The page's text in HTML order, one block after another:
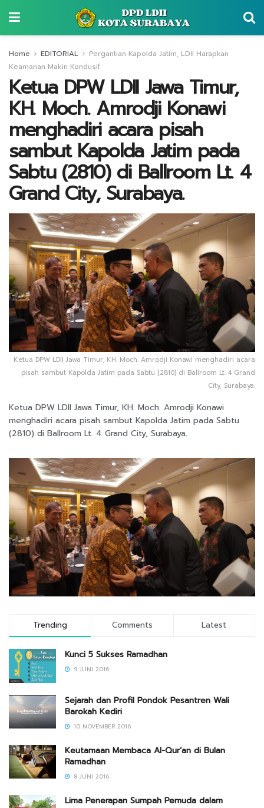
Home EDITORIAL
Pergantian Kapolda Jatim, LDII Harapkan
Keamanan Makin Kondusif
Ketua DPW LDII Jawa Timur,
KH. Moch. Amrodji Konawi
menghadiri acara pisah
sambut Kapolda Jatim pada
Sabtu (2810) di Ballroom Lt. 4
Grand City, Surabaya.
Ketua DPW LDII Jawa Timur, KH. Moch. Amrodji Konawi menghadiri acara
pisah sambut Kapolda Jatim pada Sabtu (2810) di Ballroom Lt. 4 Grand
City, Surabaya.
Ketua DPW LDII Jawa Timur, KH. Moch. Amrodji Konawi
menghadiri acara pisah sambut Kapolda Jatim pada Sabtu
(2810) di Ballroom Lt. 4 Grand City, Surabaya.
Trending Comments Latest
Kunci 5 Sukses Ramadhan
9 JUNI 2016
Sejarah dan Profil Pondok Pesantren Wali
Barokah Kediri
10 NOVEMBER 2016
Keutamaan Membaca Al-Qur’an di Bulan
Ramadhan
8 JUNI 2016
Lima Penerapan Sumpah Pemuda dalam